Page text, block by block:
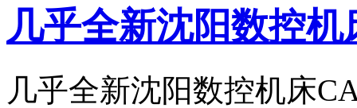
几乎全新沈阳数控
几乎全新沈阳数控机床